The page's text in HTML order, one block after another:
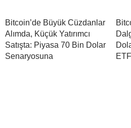
Bitcoin’de Büyük Cüzdanlar
Alımda, Küçük Yatırımcı
Satışta: Piyasa 70 Bin Dolar
Senaryosuna